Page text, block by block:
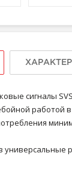
сигналы
работой